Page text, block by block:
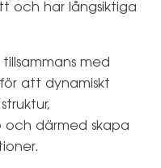
och har långsiktiga
med
att dynamiskt
och därmed skapa